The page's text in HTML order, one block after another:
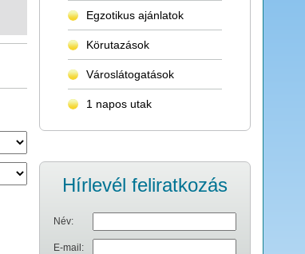
Egzotikus ajánlatok
Körutazások
Városlátogatások
1 napos utak
Hírlevél feliratkozás
Név:
E-mail: